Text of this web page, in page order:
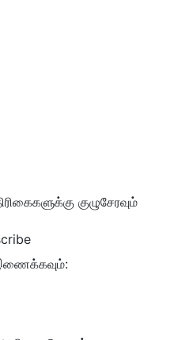
குழுசேரவும்